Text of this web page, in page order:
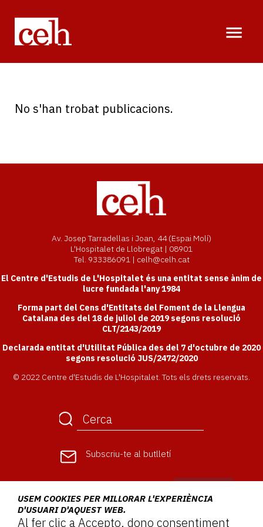
contingut
No s'han trobat publicacions.
Av. Josep Tarradellas i Joan, 44 (Espai Molí)
L'Hospitalet de Llobregat | 08901
Tel. 933386091 | celh@celh.cat
El Centre d'Estudis de L'Hospitalet és una entitat sense ànim de
lucre fundada l'any 1984
Forma part del Cens d'Entitats del Foment de la Llengua
Catalana des del 18 de juliol de 2019 segons resolució
CLT/2143/2019
Declarada entitat d'Utilitat Pública des del 7 d'octubre de 2020
segons resolució JUS/2472/2020
© 2022 Centre d'Estudis de L'Hospitalet. Tots els drets reservats.
Subscriu-te al butlletí
USEM COOKIES PER MILLORAR L'EXPERIÈNCIA
D'USUARI D'AQUEST WEB.
Al fer clic a Accepto, dono consentiment